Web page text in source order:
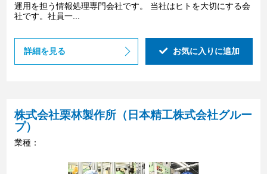
運用を担う情報処理専門会社です。 当社はヒトを大切にする会
社です。社員一...
詳細を見る お気に入りに追加
株式会社栗林製作所（日本精工株式会社グルー
プ）
業種：